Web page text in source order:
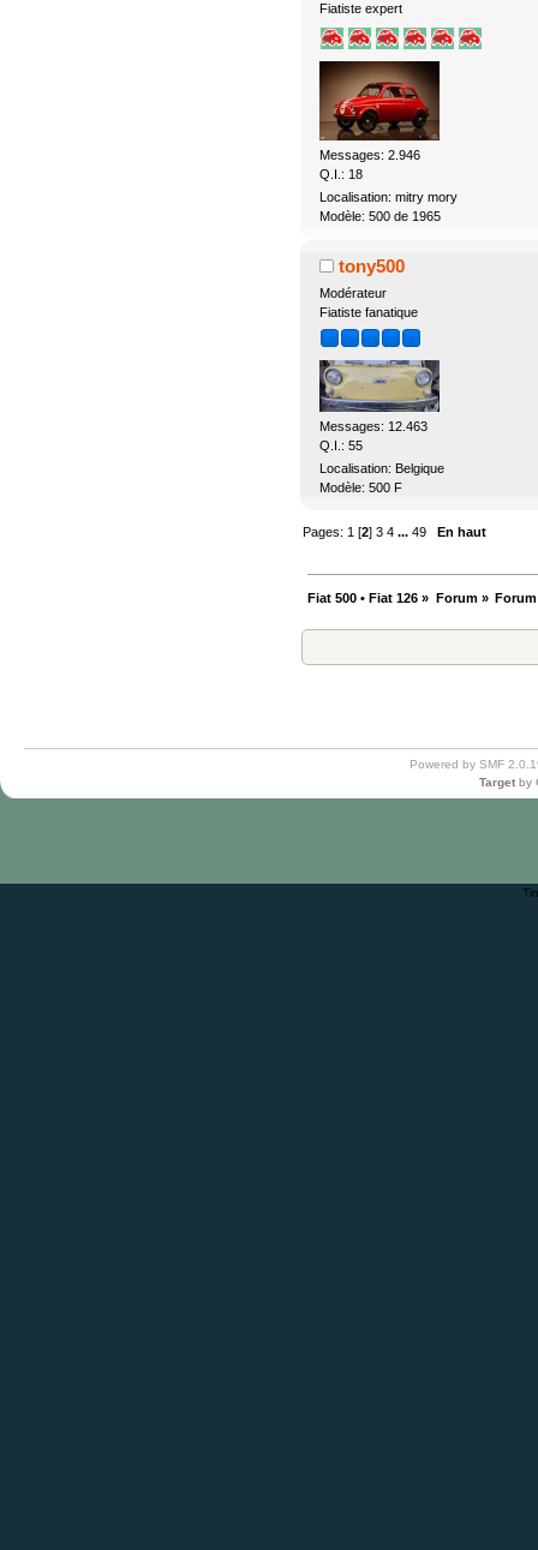
Fiatiste expert
Messages: 2.946
Q.I.: 18
Localisation: mitry mory
Modèle: 500 de 1965
tony500
Modérateur
Fiatiste fanatique
Messages: 12.463
Q.I.: 55
Localisation: Belgique
Modèle: 500 F
Pages: 1 [2]3 4 ...49 En haut
Fiat 500 • Fiat 126 » Forum»
Powered by SMF
Target by